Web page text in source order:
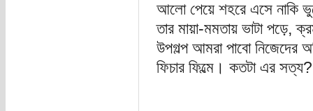
আলো পেয়ে শহরে এসে নাকি
তার মায়া-মমতায় ভাটা পড়ে,
উপগল্প আমরা পাবো নিজেদের
ফিচার ফিল্মে। কতটা এর